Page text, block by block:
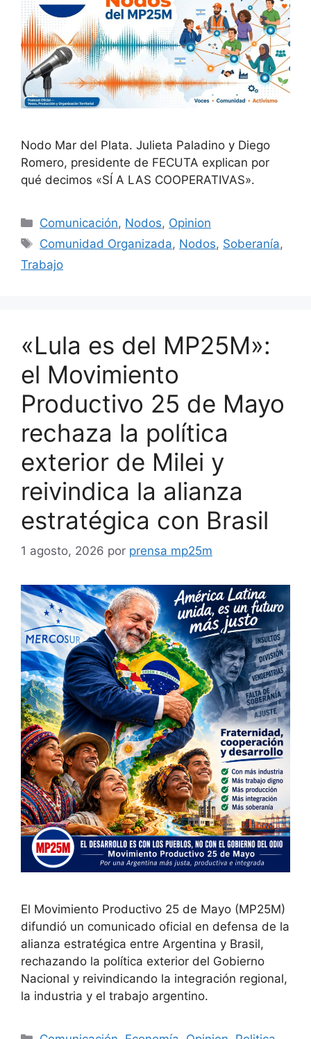
Nodo Mar del Plata. Julieta Paladino y Diego
Romero, presidente de FECUTA explican por
qué decimos «SÍ A LAS COOPERATIVAS».
Comunicación, Nodos, Opinion
Comunidad Organizada, Nodos, Soberanía,
Trabajo
«Lula es del MP25M»:
el Movimiento
Productivo 25 de Mayo
rechaza la política
exterior de Milei y
reivindica la alianza
estratégica con Brasil
1 agosto, 2026 por prensa mp25m
El Movimiento Productivo 25 de Mayo (MP25M)
difundió un comunicado oficial en defensa de la
alianza estratégica entre Argentina y Brasil,
rechazando la política exterior del Gobierno
Nacional y reivindicando la integración regional,
la industria y el trabajo argentino.